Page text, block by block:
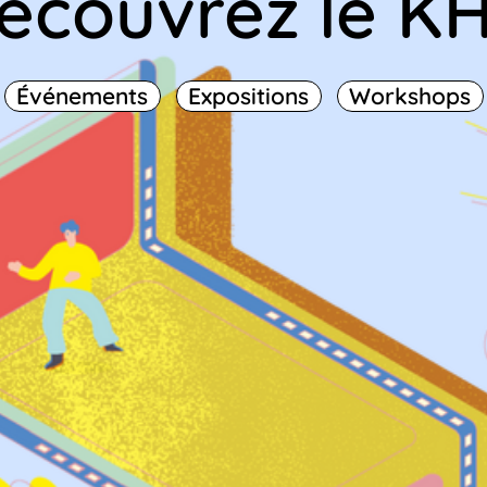
Événements Expositions Workshops